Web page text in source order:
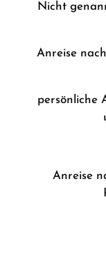
Nicht
Anreise
persönliche
Anreise